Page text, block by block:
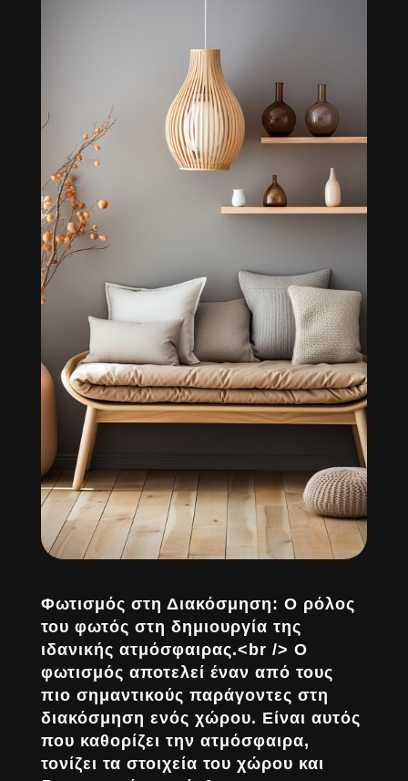
Φωτισμός στη Διακόσμηση: Ο ρόλος
του φωτός στη δημιουργία της
ιδανικής ατμόσφαιρας.<br /> Ο
φωτισμός αποτελεί έναν από τους
πιο σημαντικούς παράγοντες στη
διακόσμηση ενός χώρου. Είναι αυτός
που καθορίζει την ατμόσφαιρα,
τονίζει τα στοιχεία του χώρου και